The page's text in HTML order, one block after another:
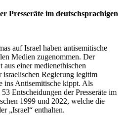
Presseräte im deutschsprachigen
auf Israel haben antisemitische
Medien zugenommen. Der
einer medienethischen
Regierung legitim
ins Antisemitische kippt. Als
Entscheidungen der Presseräte im
1999 und 2022, welche die
„Israel“ enthalten.